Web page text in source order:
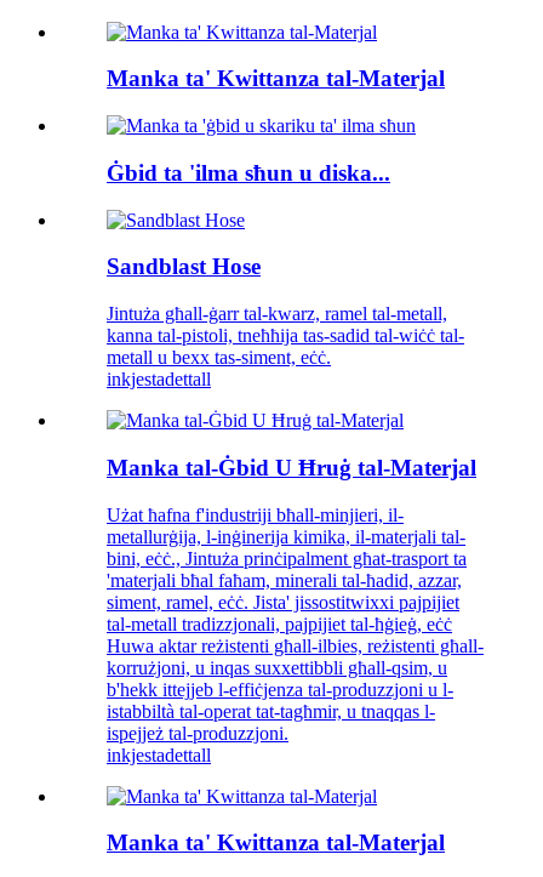
Manka ta' Kwittanza tal-Materjal
Ġbid ta 'ilma sħun u diska...
Sandblast Hose
Jintuża għall-ġarr tal-kwarz, ramel tal-metall,
kanna tal-pistoli, tneħħija tas-sadid tal-wiċċ tal-
metall u bexx tas-siment, eċċ.
inkjestadettall
Manka tal-Ġbid U Ħruġ tal-Materjal
Użat ħafna f'industriji bħall-minjieri, il-
metallurġija, l-inġinerija kimika, il-materjali tal-
bini, eċċ., Jintuża prinċipalment għat-trasport ta
'materjali bħal faħam, minerali tal-ħadid, azzar,
siment, ramel, eċċ. Jista' jissostitwixxi pajpijiet
tal-metall tradizzjonali, pajpijiet tal-ħġieġ, eċċ
Huwa aktar reżistenti għall-ilbies, reżistenti għall-
korrużjoni, u inqas suxxettibbli għall-qsim, u
b'hekk ittejjeb l-effiċjenza tal-produzzjoni u l-
istabbiltà tal-operat tat-tagħmir, u tnaqqas l-
ispejjeż tal-produzzjoni.
inkjestadettall
Manka ta' Kwittanza tal-Materjal